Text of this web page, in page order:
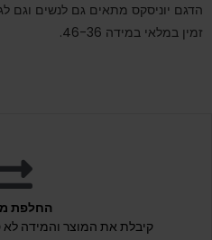
הדגם יוניסקס מתאים גם לנשים וגם
זמין במלאי במידה 46-36.
החלפת
קיבלת את המוצר והמידה לא